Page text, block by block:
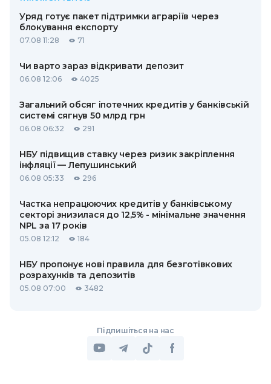
Уряд готує пакет підтримки аграріїв через
блокування експорту
07.08 11:28 71
Чи варто зараз відкривати депозит
06.08 12:06 4025
Загальний обсяг іпотечних кредитів у банківській
системі сягнув 50 млрд грн
06.08 06:32 291
НБУ підвищив ставку через ризик закріплення
інфляції — Лепушинський
06.08 05:33 296
Частка непрацюючих кредитів у банківському
секторі знизилася до 12,5% - мінімальне значення
NPL за 17 років
05.08 12:12 184
НБУ пропонує нові правила для безготівкових
розрахунків та депозитів
05.08 07:00 3482
Підпишіться на нас